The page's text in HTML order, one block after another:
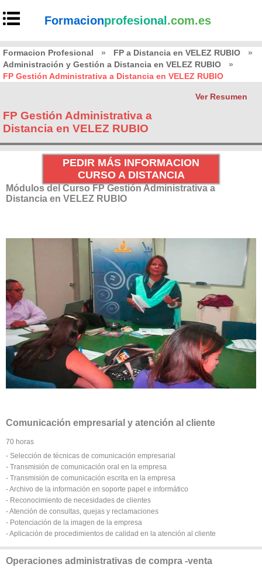
Formacionprofesional .com.es
Formacion Profesional » FP a Distancia en VELEZ RUBIO
»
Administración y Gestión a Distancia en VELEZ RUBIO
»
FP Gestión Administrativa a Distancia en VELEZ RUBIO
Ver Resumen
FP Gestión Administrativa a
Distancia en VELEZ RUBIO
PEDIR MÁS INFORMACION
CURSO A DISTANCIA
Módulos del Curso FP Gestión Administrativa a
Distancia en VELEZ RUBIO
Comunicación empresarial y atención al cliente
70 horas
- Selección de técnicas de comunicación empresarial
- Transmisión de comunicación oral en la empresa
- Transmisión de comunicación escrita en la empresa
- Archivo de la información en soporte papel e informático
- Reconocimiento de necesidades de clientes
- Atención de consultas, quejas y reclamaciones
- Potenciación de la imagen de la empresa
- Aplicación de procedimientos de calidad en la atención al cliente
Operaciones administrativas de compra -venta